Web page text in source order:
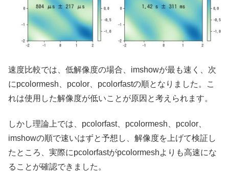
速度比較では、低解像度の場合、imshowが最も速く、次
にpcolormesh、pcolor、pcolorfastの順となりました。こ
れは使用した解像度が低いことが原因と考えられます。
しかし理論上では、pcolorfast、pcolormesh、pcolor、
imshowの順で速いはずと予想し、解像度を上げて検証し
たところ、実際にpcolorfastがpcolormeshよりも高速にな
ることが確認できました。